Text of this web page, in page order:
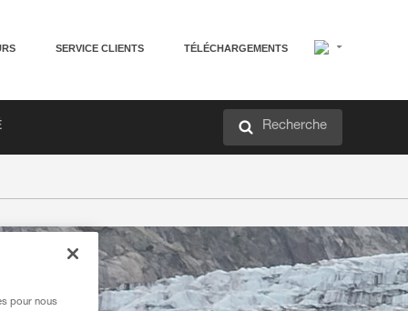
SERVICE CLIENTS TÉLÉCHARGEMENTS
Recherche
pour nous